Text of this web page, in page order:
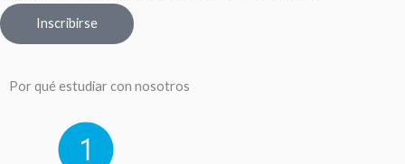
Inscribirse
Por qué estudiar con nosotros